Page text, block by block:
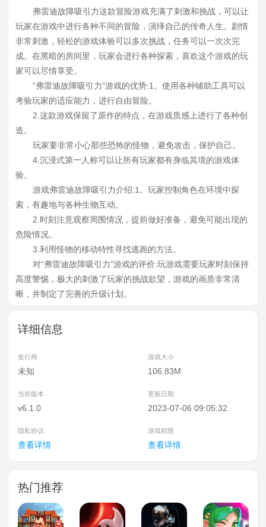
弗雷迪故障吸引力这款冒险游戏充满了刺激和挑战，可以让
玩家在游戏中进行各种不同的冒险，演绎自己的传奇人生。剧情
非常刺激，轻松的游戏体验可以多次挑战，任务可以一次次完
成。在黑暗的房间里，玩家会进行各种探索，喜欢这个游戏的玩
家可以尽情享受。
“弗雷迪故障吸引力”游戏的优势:1。使用各种辅助工具可以
考验玩家的适应能力，进行自由冒险。
2.这款游戏保留了原作的特点，在游戏质感上进行了各种创
造。
玩家要非常小心那些恐怖的怪物，避免攻击，保护自己。
4.沉浸式第一人称可以让所有玩家都有身临其境的游戏体
验。
游戏弗雷迪故障吸引力介绍:1。玩家控制角色在环境中探
索，有趣地与各种生物互动。
2.时刻注意观察周围情况，提前做好准备，避免可能出现的
危险情况。
3.利用怪物的移动特性寻找逃跑的方法。
对“弗雷迪故障吸引力”游戏的评价:玩游戏需要玩家时刻保持
高度警惕，极大的刺激了玩家的挑战欲望，游戏的画质非常清
晰，并制定了完善的升级计划。
详细信息
发行商 游戏大小
未知 106.83M
当前版本 更新日期
v6.1.0 2023-07-06 09:05:32
隐私协议 游戏权限
查看详情 查看详情
热门推荐